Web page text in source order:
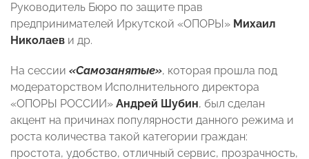
Руководитель Бюро по защите прав
предпринимателей Иркутской «ОПОРЫ» Михаил
Николаев и др.
На сессии «Самозанятые», которая прошла под
модераторством Исполнительного директора
«ОПОРЫ РОССИИ» Андрей Шубин, был сделан
акцент на причинах популярности данного режима и
роста количества такой категории граждан:
простота, удобство, отличный сервис, прозрачность,